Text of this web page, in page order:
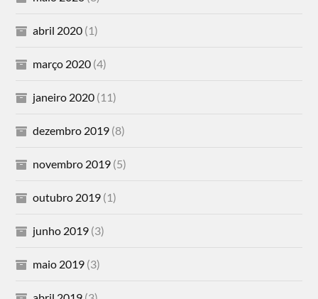
abril 2020 (1)
março 2020 (4)
janeiro 2020 (11)
dezembro 2019 (8)
novembro 2019 (5)
outubro 2019 (1)
junho 2019 (3)
maio 2019 (3)